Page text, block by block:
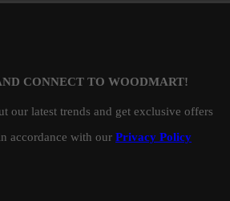
CONNECT TO WOODMART!
our latest trends and get exclusive offers
accordance with our Privacy Policy